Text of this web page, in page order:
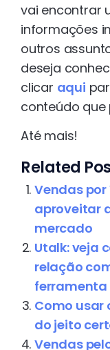
vai encontrar
informações
outros
deseja
clicar aqui
conteúdo
Até mais!
Related
Vendas por
aproveitar
mercado
Utalk: veja
relação
ferramenta
Como usar
do jeito
Vendas